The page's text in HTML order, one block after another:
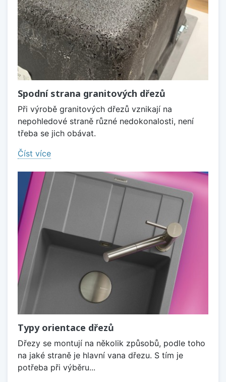
Spodní strana granitových dřezů
Při výrobě granitových dřezů vznikají na
nepohledové straně různé nedokonalosti, není
třeba se jich obávat.
Číst více
Typy orientace dřezů
Dřezy se montují na několik způsobů, podle toho
na jaké straně je hlavní vana dřezu. S tím je
potřeba při výběru...